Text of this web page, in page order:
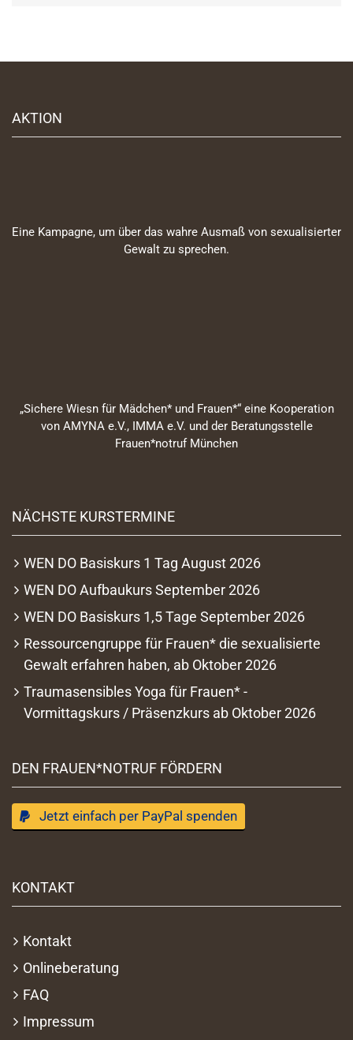
AKTION
Eine Kampagne, um über das wahre Ausmaß von sexualisierter
Gewalt zu sprechen.
„Sichere Wiesn für Mädchen* und Frauen*“ eine Kooperation
von AMYNA e.V., IMMA e.V. und der Beratungsstelle
Frauen*notruf München
NÄCHSTE KURSTERMINE
WEN DO Basiskurs 1 Tag August 2026
WEN DO Aufbaukurs September 2026
WEN DO Basiskurs 1,5 Tage September 2026
Ressourcengruppe für Frauen* die sexualisierte
Gewalt erfahren haben, ab Oktober 2026
Traumasensibles Yoga für Frauen* -
Vormittagskurs / Präsenzkurs ab Oktober 2026
DEN FRAUEN*NOTRUF FÖRDERN
Jetzt einfach per PayPal spenden
KONTAKT
Kontakt
Onlineberatung
FAQ
Impressum